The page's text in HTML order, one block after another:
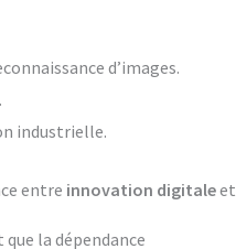
d’images.
industrielle.
entre innovation digitaleet
la dépendance